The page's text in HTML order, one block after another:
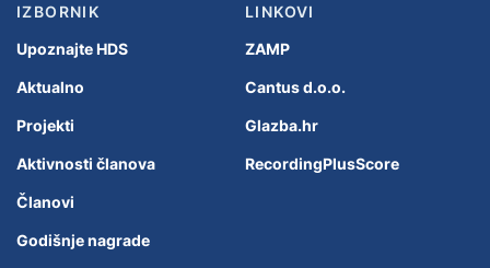
IZBORNIK
Upoznajte HDS
Aktualno
Projekti
Aktivnosti članova
Članovi
Godišnje nagrade
LINKOVI
ZAMP
Cantus d.o.o.
Glazba.hr
RecordingPlusScore